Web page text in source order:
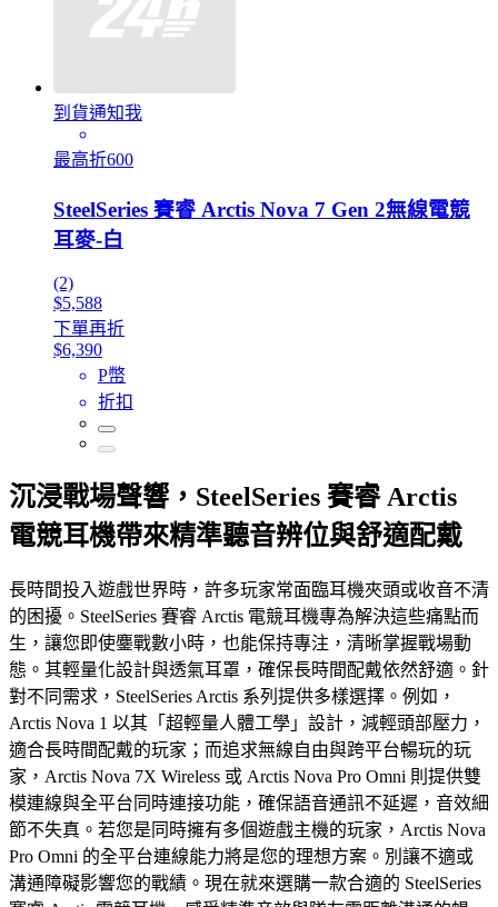
到貨通知我
最高折600
SteelSeries 賽睿 Arctis Nova 7 Gen 2無線電競
耳麥-白
(2)
$5,588
下單再折
$6,390
P幣
折扣
沉浸戰場聲響，SteelSeries 賽睿 Arctis
電競耳機帶來精準聽音辨位與舒適配戴
長時間投入遊戲世界時，許多玩家常面臨耳機夾頭或收音不清
的困擾。SteelSeries 賽睿 Arctis 電競耳機專為解決這些痛點而
生，讓您即使鏖戰數小時，也能保持專注，清晰掌握戰場動
態。其輕量化設計與透氣耳罩，確保長時間配戴依然舒適。針
對不同需求，SteelSeries Arctis 系列提供多樣選擇。例如，
Arctis Nova 1 以其「超輕量人體工學」設計，減輕頭部壓力，
適合長時間配戴的玩家；而追求無線自由與跨平台暢玩的玩
家，Arctis Nova 7X Wireless 或 Arctis Nova Pro Omni 則提供雙
模連線與全平台同時連接功能，確保語音通訊不延遲，音效細
節不失真。若您是同時擁有多個遊戲主機的玩家，Arctis Nova
Pro Omni 的全平台連線能力將是您的理想方案。別讓不適或
溝通障礙影響您的戰績。現在就來選購一款合適的 SteelSeries